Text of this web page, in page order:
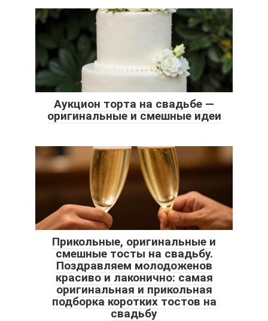
Аукцион торта на свадьбе —
оригинальные и смешные идеи
Прикольные, оригинальные и
смешные тосты на свадьбу.
Поздравляем молодоженов
красиво и лаконично: самая
оригинальная и прикольная
подборка коротких тостов на
свадьбу